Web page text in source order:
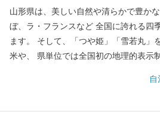
山形県は、美しい自然や清らかで豊か
ぼ、ラ・フランスなど 全国に誇れる四
ます。 そして、「つや姫」「雪若丸」
米や、 県単位では全国初の地理的表示
しい逸品も自慢です。 また、最上川舟
自